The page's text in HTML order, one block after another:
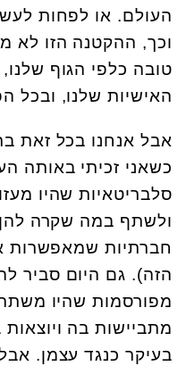
העולם. או לפחות
וכך, ההקטנה הזו
טובה כלפי הגוף
האישיות שלנו, ובכל
כשאני זכיתי באותה
סלבריטאיות שהיו
ולשתף במה שקרה
חברתיות
הזה). גם היום סביר
מפורסמות שהיו
מתביישות בה
בעיקר כנגד עצמן.